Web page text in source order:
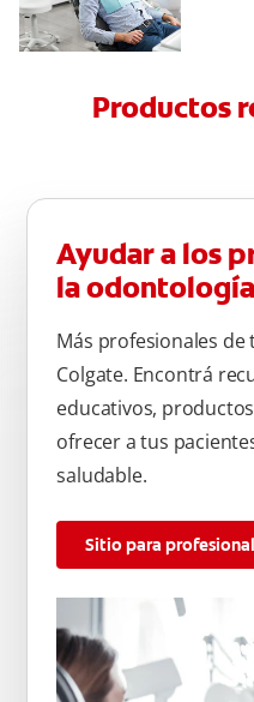
Productos
Ayudar a los
la odontología
Más profesionales
Colgate. Encontrá
educativos,
ofrecer a tus
saludable.
Sitio para